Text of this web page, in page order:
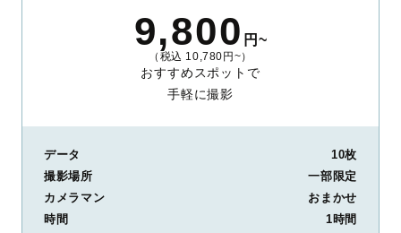
9,800 円~
（税込 10,780円~）
おすすめスポットで
手軽に撮影
データ
10枚
撮影場所
一部限定
カメラマン
おまかせ
時間
1時間